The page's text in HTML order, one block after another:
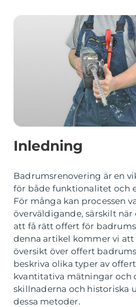
Inledning
Badrumsrenovering är en
för både funktionalitet och
För många kan processen
överväldigande, särskilt
att få rätt offert för
denna artikel kommer vi
översikt över offert
beskriva olika typer av
kvantitativa mätningar och
skillnaderna och historiska
dessa metoder.